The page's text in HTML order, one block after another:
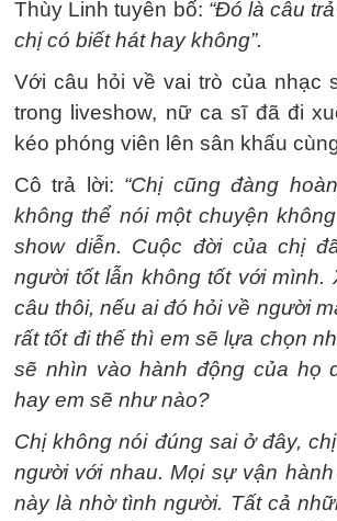
Thùy Linh tuyên bố: “Đó là câu
chị có biết hát hay không”.
Với câu hỏi về vai trò của nhạc
trong liveshow, nữ ca sĩ đã đi
kéo phóng viên lên sân khấu
Cô trả lời: “Chị cũng đàng
không thể nói một chuyện
show diễn. Cuộc đời của chị
người tốt lẫn không tốt với mình.
câu thôi, nếu ai đó hỏi về người
rất tốt đi thế thì em sẽ lựa chọn
sẽ nhìn vào hành động của họ
hay em sẽ như nào?
Chị không nói đúng sai ở đây,
người với nhau. Mọi sự vận
này là nhờ tình người. Tất cả